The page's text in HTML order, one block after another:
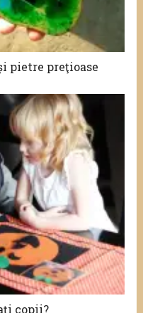
pietre preţioase
copii?